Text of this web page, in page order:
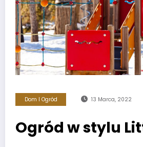
Dom I Ogród 13 Marca, 2022
Ogród w stylu